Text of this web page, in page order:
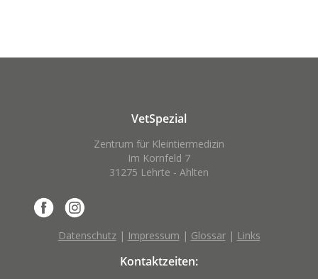
VetSpezial
Zentrum für Kleintiermedizin
Im Kornfeld 7
31275 Lehrte - Ahlten
Datenschutz| Impressum | Glossar| Links
Kontaktzeiten: